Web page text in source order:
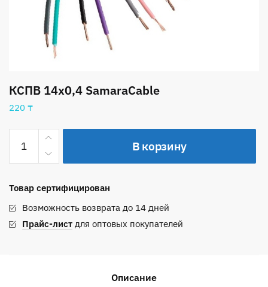
КСПВ 14х0,4 SamaraCable
220 ₸
Количество
товара
КСПВ
SamaraCable
В корзину
Товар сертифицирован
Возможность возврата до 14 дней
Прайс-лист для оптовых покупателей
Описание